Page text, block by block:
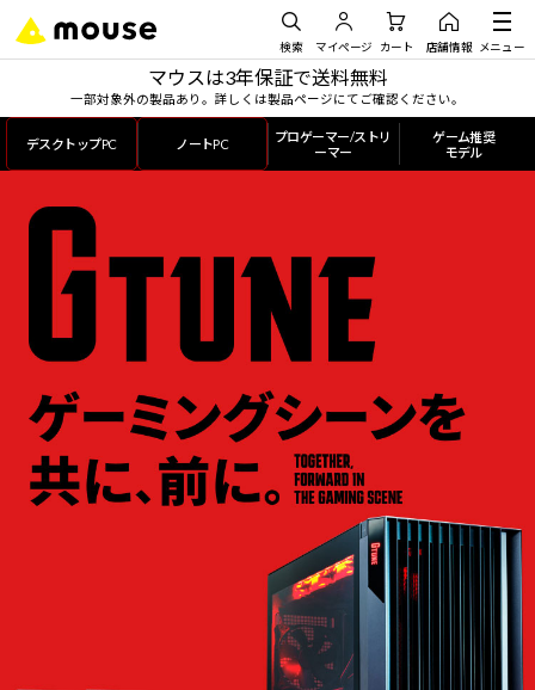
検索 マイページ カート 店舗情報 メニュー
マウスは3年保証で送料無料
一部対象外の製品あり。詳しくは製品ページにてご確認ください。
デスクトップPC ノートPC
プロゲーマー/ストリ
ーマー
ゲーム推奨
モデル